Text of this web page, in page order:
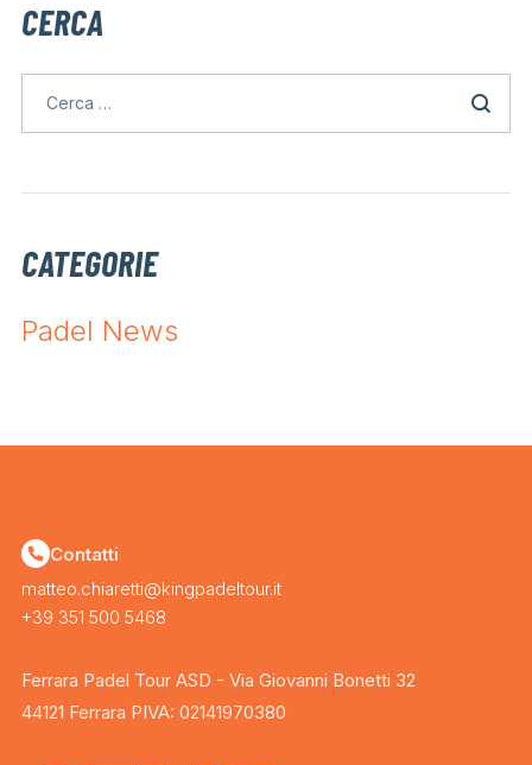
CERCA
CATEGORIE
Padel News
Contatti
matteo.chiaretti@kingpadeltour.it
+39 351 500 5468
Ferrara Padel Tour ASD - Via Giovanni Bonetti 32
44121 Ferrara PIVA: 02141970380